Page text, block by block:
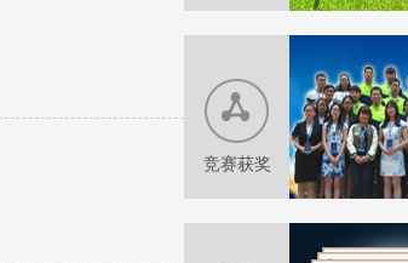
竞赛获奖